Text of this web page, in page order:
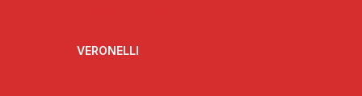
VERONELLI